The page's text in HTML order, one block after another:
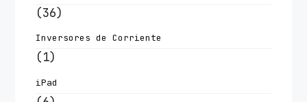
(36)
Inversores de Corriente
(1)
iPad